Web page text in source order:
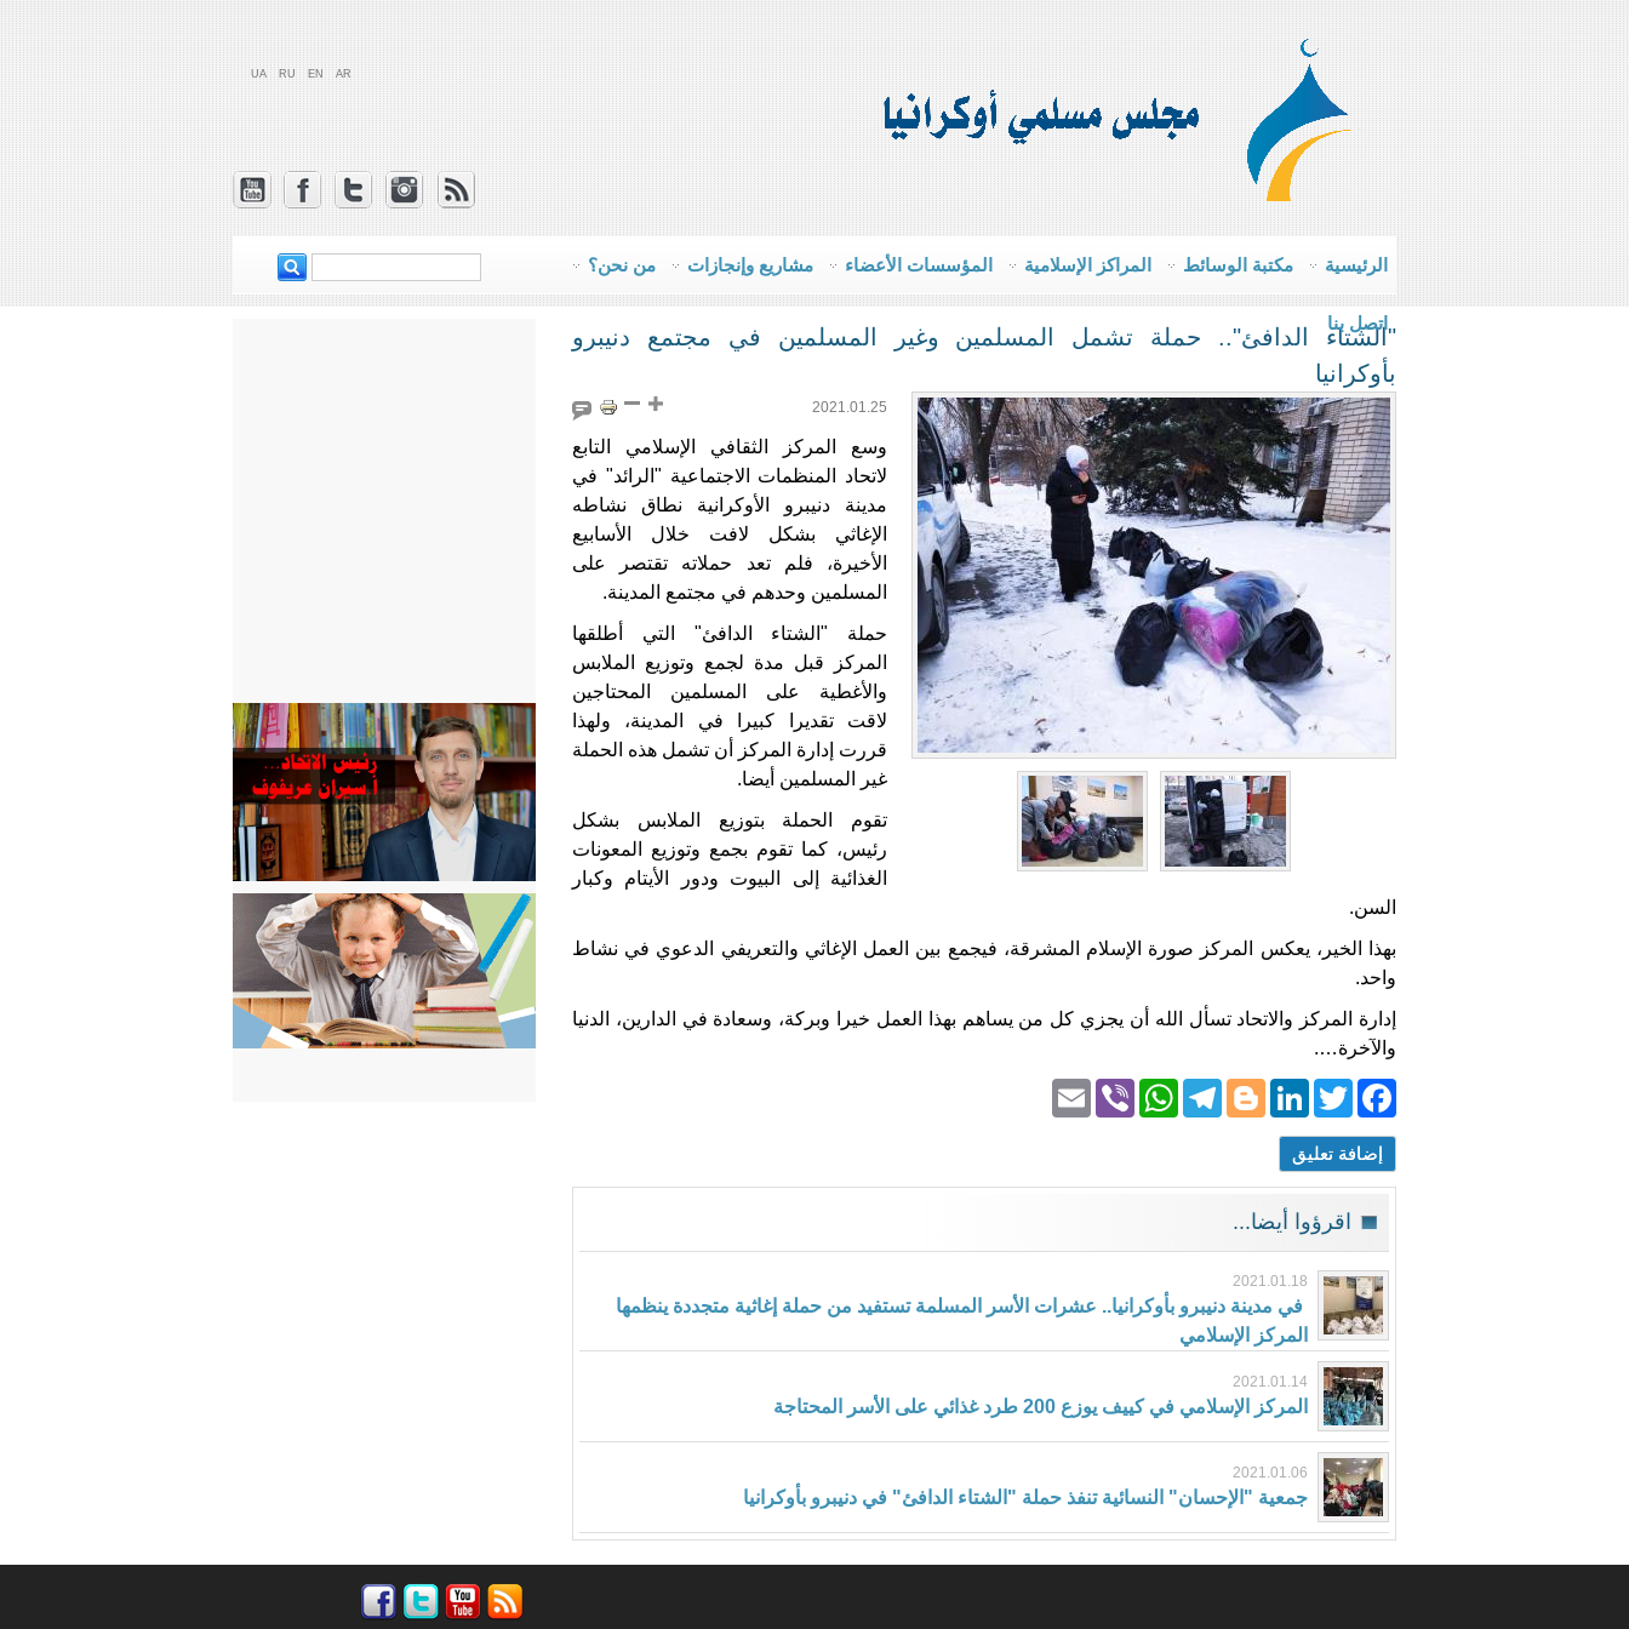
UA RU EN AR
الرئيسية مكتبة الوسائط المراكز الإسلامية المؤسسات الأعضاء مشاريع وإنجازات من نحن؟
اتصل بنا
استمارة البحث
"الشتاء الدافئ".. حملة تشمل المسلمين وغير المسلمين في مجتمع دنيبرو
بأوكرانيا
2021.01.25
وسع المركز الثقافي الإسلامي التابع
لاتحاد المنظمات الاجتماعية "الرائد" في
مدينة دنيبرو الأوكرانية نطاق نشاطه
الإغاثي بشكل لافت خلال الأسابيع
الأخيرة، فلم تعد حملاته تقتصر على
المسلمين وحدهم في مجتمع المدينة.
حملة "الشتاء الدافئ" التي أطلقها
المركز قبل مدة لجمع وتوزيع الملابس
والأغطية على المسلمين المحتاجين
لاقت تقديرا كبيرا في المدينة، ولهذا
قررت إدارة المركز أن تشمل هذه الحملة
غير المسلمين أيضا.
تقوم الحملة بتوزيع الملابس بشكل
رئيس، كما تقوم بجمع وتوزيع المعونات
الغذائية إلى البيوت ودور الأيتام وكبار
السن.
بهذا الخير، يعكس المركز صورة الإسلام المشرقة، فيجمع بين العمل الإغاثي والتعريفي الدعوي في نشاط
واحد.
إدارة المركز والاتحاد تسأل الله أن يجزي كل من يساهم بهذا العمل خيرا وبركة، وسعادة في الدارين، الدنيا
والآخرة….
Facebook
Twitter
LinkedIn
Blogger
Telegram
WhatsApp
Viber
إضافة تعليق
اقرؤوا أيضا...
2021.01.18
في مدينة دنيبرو بأوكرانيا.. عشرات الأسر المسلمة تستفيد من حملة إغاثية متجددة ينظمها
المركز الإسلامي
2021.01.14
المركز الإسلامي في كييف يوزع 200 طرد غذائي على الأسر المحتاجة
2021.01.06
جمعية "الإحسان" النسائية تنفذ حملة "الشتاء الدافئ" في دنيبرو بأوكرانيا